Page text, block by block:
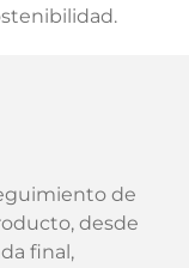
de
desde
final,